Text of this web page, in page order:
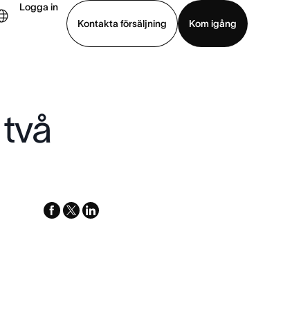
Logga in
Kontakta försäljning
Kom igång
facebook
x-
linkedin